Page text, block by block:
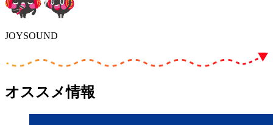
JOYSOUND
オススメ情報